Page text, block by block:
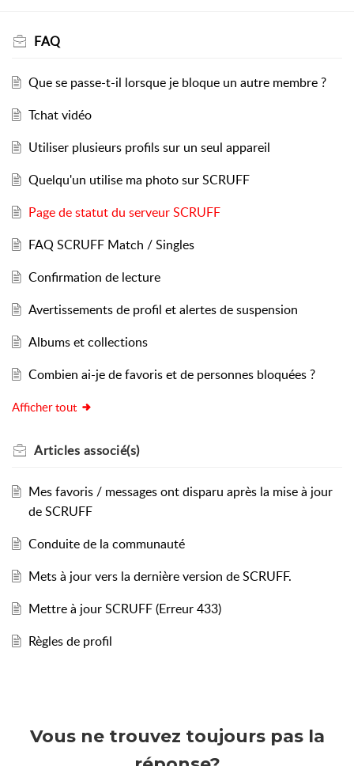
FAQ
Que se passe-t-il lorsque je bloque un autre membre ?
Tchat vidéo
Utiliser plusieurs profils sur un seul appareil
Quelqu'un utilise ma photo sur SCRUFF
Page de statut du serveur SCRUFF
FAQ SCRUFF Match / Singles
Confirmation de lecture
Avertissements de profil et alertes de suspension
Albums et collections
Combien ai-je de favoris et de personnes bloquées ?
Afficher tout
Articles associé(s)
Mes favoris / messages ont disparu après la mise à jour
de SCRUFF
Conduite de la communauté
Mets à jour vers la dernière version de SCRUFF.
Mettre à jour SCRUFF (Erreur 433)
Règles de profil
Vous ne trouvez toujours pas la